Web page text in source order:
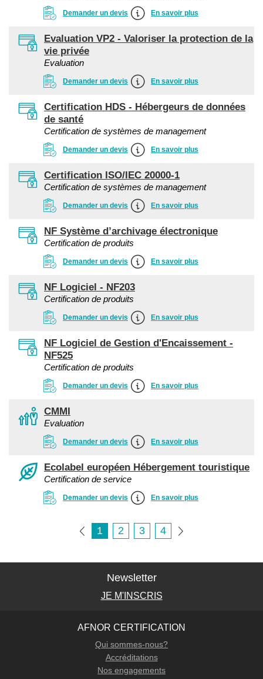
Demander un devis En savoir plus
Evaluation VP2 - Valoriser la protection de la
vie privée
Evaluation
Demander un devis En savoir plus
Certification HDS - Hébergeurs de données
de santé
Certification de systèmes de management
Demander un devis En savoir plus
Certification ISO/IEC 20000-1
Certification de systèmes de management
Demander un devis En savoir plus
NF Système d’archivage électronique
Certification de produits
Demander un devis En savoir plus
NF Logiciel - NF203
Certification de produits
Demander un devis En savoir plus
NF Logiciel de Gestion d'Encaissement -
NF525
Certification de produits
Demander un devis En savoir plus
CMMI
Evaluation
Demander un devis En savoir plus
Ecolabel européen Hébergement touristique
Certification de service
Demander un devis En savoir plus
1 2 3 4
Newsletter
JE M'INSCRIS
AFNOR CERTIFICATION
Qui sommes-nous?
Accréditations
Nos engagements